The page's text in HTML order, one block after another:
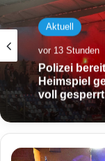
Aktuell
vor 13 Stunden
Polizei
Heimspiel
voll gesperrt
M